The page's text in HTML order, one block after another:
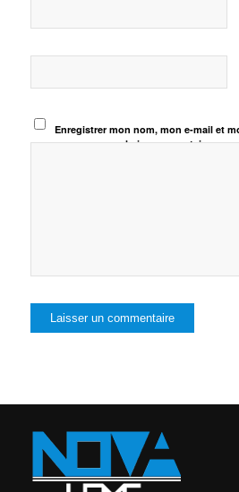
Enregistrer mon nom, mon e-mail et
pour mon prochain commentaire.